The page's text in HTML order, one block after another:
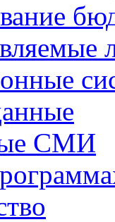
СМИ